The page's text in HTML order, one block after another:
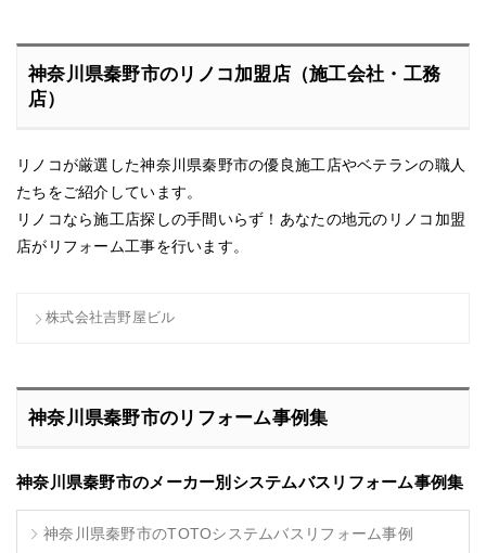
神奈川県秦野市のリノコ加盟店（施工会社・工務
店）
リノコが厳選した神奈川県秦野市の優良施工店やベテランの職人
たちをご紹介しています。
リノコなら施工店探しの手間いらず！あなたの地元のリノコ加盟
店がリフォーム工事を行います。
株式会社吉野屋ビル
神奈川県秦野市のリフォーム事例集
神奈川県秦野市のメーカー別システムバスリフォーム事例集
神奈川県秦野市のTOTOシステムバスリフォーム事例